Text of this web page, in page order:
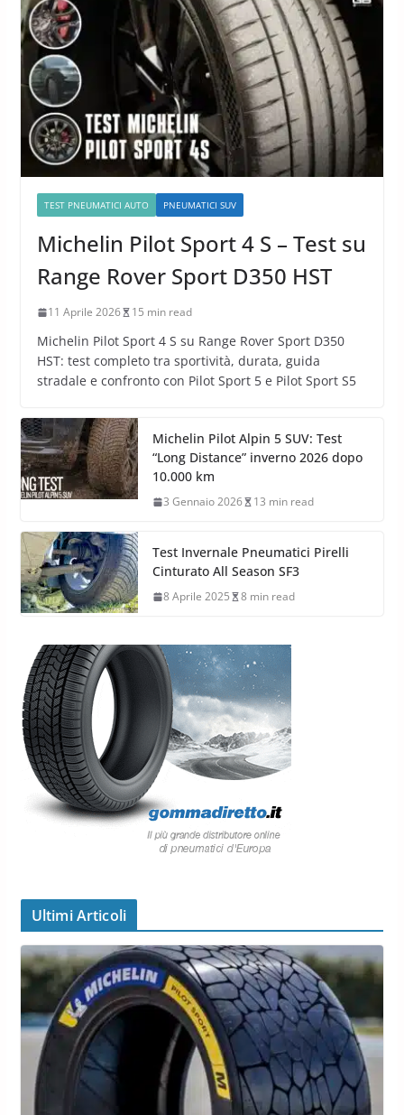
TEST PNEUMATICI AUTO PNEUMATICI SUV
Michelin Pilot Sport 4 S – Test su
Range Rover Sport D350 HST
11 Aprile 2026 15 min read
Michelin Pilot Sport 4 S su Range Rover Sport D350
HST: test completo tra sportività, durata, guida
stradale e confronto con Pilot Sport 5 e Pilot Sport S5
Michelin Pilot Alpin 5 SUV: Test
“Long Distance” inverno 2026 dopo
10.000 km
3 Gennaio 2026 13 min read
Test Invernale Pneumatici Pirelli
Cinturato All Season SF3
8 Aprile 2025 8 min read
Ultimi Articoli